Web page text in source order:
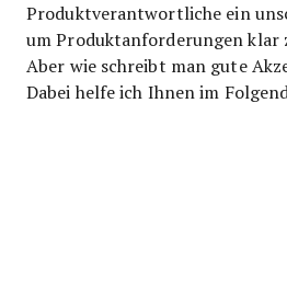
Produktverantwortliche ein
um Produktanforderungen klar
Aber wie schreibt man gute
Dabei helfe ich Ihnen im